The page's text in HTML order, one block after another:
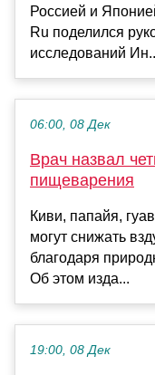
Россией и
Ru поделился
исследований
06:00, 08 Дек
Врач назвал
пищеварения
Киви, папайя,
могут снижать
благодаря
Об этом изда...
19:00, 08 Дек